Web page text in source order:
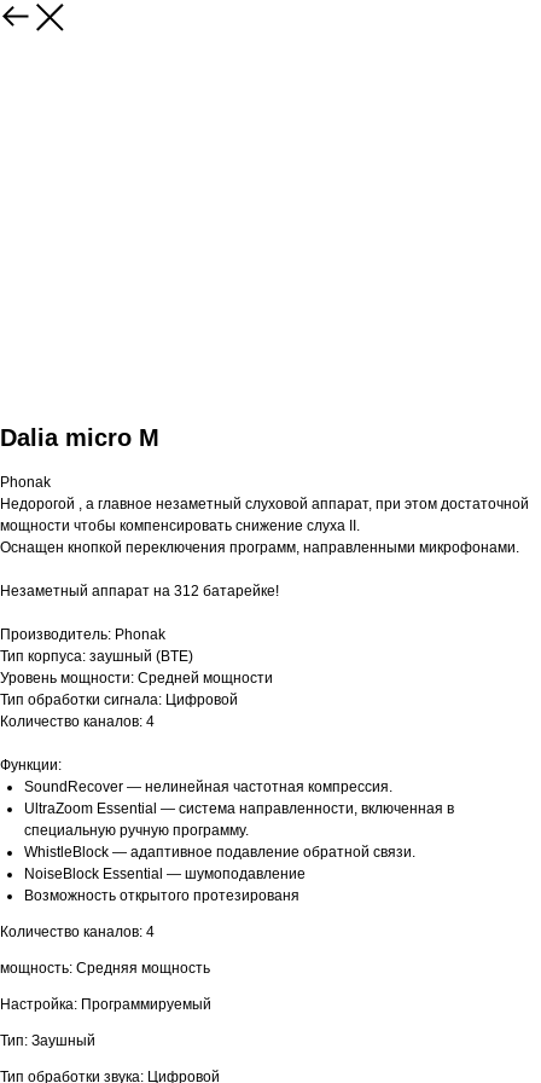
Dalia micro M
Phonak
Недорогой , а главное незаметный слуховой аппарат, при этом достаточной
мощности чтобы компенсировать снижение слуха II.
Оснащен кнопкой переключения программ, направленными микрофонами.
Незаметный аппарат на 312 батарейке!
Производитель: Phonak
Тип корпуса: заушный (BTE)
Уровень мощности: Средней мощности
Тип обработки сигнала: Цифровой
Количество каналов: 4
Функции:
SoundRecover — нелинейная частотная компрессия.
UltraZoom Essential — система направленности, включенная в
специальную ручную программу.
WhistleBlock — адаптивное подавление обратной связи.
NoiseBlock Essential — шумоподавление
Возможность открытого протезированя
Количество каналов: 4
мощность: Средняя мощность
Настройка: Программируемый
Тип: Заушный
Тип обработки звука: Цифровой